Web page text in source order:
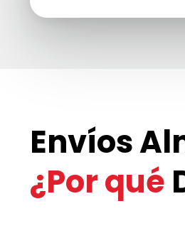
Envíos
¿Por qué